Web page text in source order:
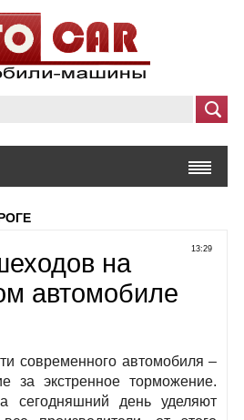
13:29
на
автомобиле
современного автомобиля –
за экстренное торможение.
сегодняшний день уделяют